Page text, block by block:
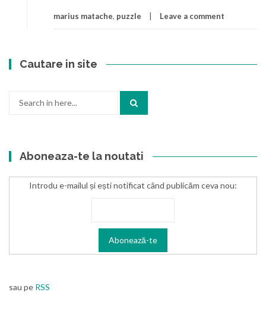
marius matache, puzzle Leave a comment
Cautare in site
Aboneaza-te la noutati
Introdu e-mailul și ești notificat când publicăm ceva nou:
sau pe RSS